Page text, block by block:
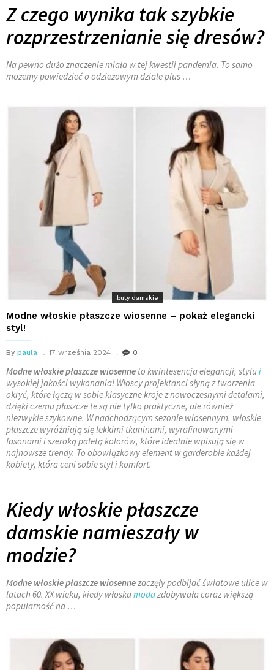
Z czego wynika tak szybkie
rozprzestrzenianie się dresów?
Na pewno dużo znaczenie miała w tej kwestii pandemia. To samo
możemy powiedzieć o odzieżowym dziale plus …
buty damskie
Modne włoskie płaszcze wiosenne – pokaż elegancki
styl!
By paula 17 września 2024 0
Modne włoskie płaszcze wiosenne to kwintesencja elegancji, stylui
wysokiej jakości wykonania! Włoscy projektanci słyną z tworzenia
okryć, które łączą w sobie klasyczne kroje z nowoczesnymi detalami,
dzięki czemu płaszcze te są nie tylko praktyczne, ale również
niezwykle szykowne. W nadchodzącym sezonie wiosennym, włoskie
płaszcze wyróżniają się lekkimi tkaninami, wyrafinowanymi
fasonami i szeroką paletą kolorów, które idealnie wpisują się w
najnowsze trendy. To obowiązkowy element w garderobie każdej
kobiety, która ceni sobie styl i komfort.
Kiedy włoskie płaszcze
damskie namieszały w
modzie?
Modne włoskie płaszcze wiosennezaczęły podbijać światowe ulice w
latach 60. XX wieku, kiedy włoskamodazdobywała coraz większą
popularność na …